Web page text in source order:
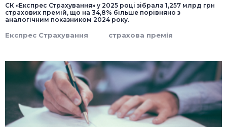
СК «Експрес Страхування» у 2025 році зібрала 1,257 млрд грн
страхових премій, що на 34,8% більше порівняно з
аналогічним показником 2024 року.
Експрес Страхування страхова премія